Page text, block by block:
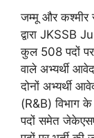
जम्मू और कश्मीर
द्वारा
कुल 508 पदों पर
वाले अभ्यर्थी
दोनों अभ्यर्थी
(R&B) विभाग
पदों समेत